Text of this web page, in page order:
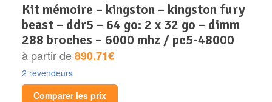
kit mémoire – kingston – kingston fury
beast – ddr5 – 64 go: 2 x 32 go – dimm
288 broches – 6000 mhz / pc5-48000
à partir de890.71€
2 revendeurs
Comparer les prix